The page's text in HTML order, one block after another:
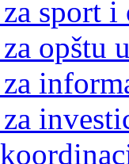
sport
opštu